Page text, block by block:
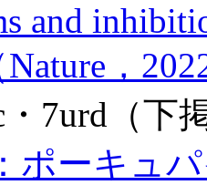
and
，
・7urd（下
ポーキュ